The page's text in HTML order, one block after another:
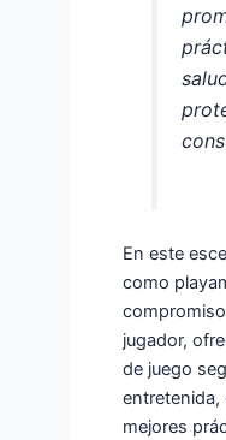
En este
como
jugador,
de juego
entretenida,
mejores